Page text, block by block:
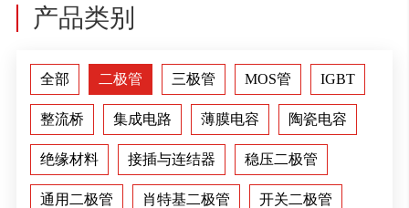
产品类别
全部 二极管 三极管 MOS管 IGBT
整流桥 集成电路 薄膜电容 陶瓷电容
绝缘材料 接插与连结器 稳压二极管
通用二极管 肖特基二极管 开关二极管